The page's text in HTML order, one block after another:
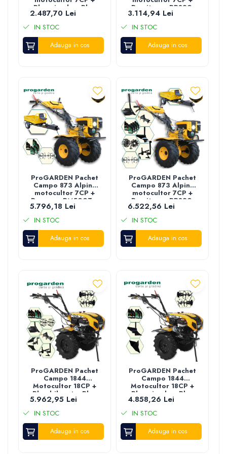
Plug simplu + Plug
bilonat/rarita + 3L
Ulei
2.487,70 Lei
IN STOC
Adauga in cos
Prasitoare PRS20-
45 + Plug simplu +
Plug bilonat/rarita
+ Adaptor + 2 Roti
metalice 350x6 + 3L
Ulei
3.114,94 Lei
IN STOC
Adauga in cos
ProGARDEN Pachet
Campo 873 Alpine
motocultor 7CP +
Remorca RM500T +
5L Ulei
5.796,18 Lei
IN STOC
Adauga in cos
ProGARDEN Pachet
Campo 873 Alpine
motocultor 7CP +
Prasitoare PRS20-
45 + Remorca
RM500T + Plug
simplu + Plug
bilonat/rarita +
Adaptor reglabil +
2 Roti metalice
6.522,56 Lei
IN STOC
Adauga in cos
ProGARDEN Pachet
Campo 1844
Motocultor 18CP +
Plug bilonat + Plug
reversibil +
Prasitoare +
Adaptor + 2 roti
metalice 540x170 +
4L Ulei
5.962,95 Lei
IN STOC
Adauga in cos
ProGARDEN Pachet
Campo 1844
Motocultor 18CP +
Plug simplu + Plug
bilonat/rarita + 4L
Ulei
4.858,26 Lei
IN STOC
Adauga in cos